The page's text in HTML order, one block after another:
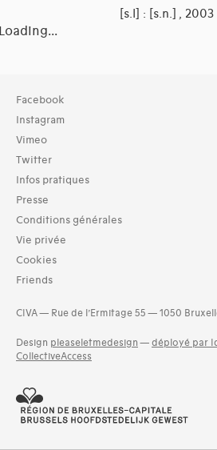
[s.l] : [s.n.] , 2003
Facebook
Instagram
Vimeo
Twitter
Infos pratiques
Presse
Conditions générales
Vie privée
Cookies
Friends
CIVA — Rue de l’Ermitage 55 — 1050
Design pleaseletmedesign — déployé par
CollectiveAccess